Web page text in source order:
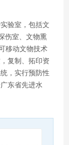
验室，包括文
伤室、文物熏
移动文物技术
复制、拓印资
，实行预防性
东省先进水